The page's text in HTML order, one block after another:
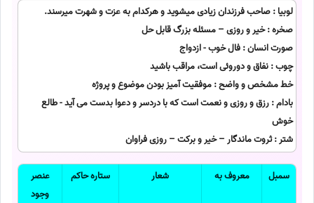
لوبیا : صاحب فرزندان زیادی میشوید و هرکدام به عزت و شهرت میرسند.
صخره : خیر و روزی – مسئله بزرگ قابل حل
صورت انسان : فال خوب - ازدواج
چوب : نفاق و دوروئی است، مراقب باشید
خط مشخص و واضح : موفقیت آمیز بودن موضوع و پروژه
بادام : رزق و روزی و نعمت است که با دردسر و دعوا بدست می آید - طالع
خوش
شتر : ثروت ماندگار – خیر و برکت – روزی فراوان
سمبل معروف به شعار ستاره حاکم
عنصر
وجود